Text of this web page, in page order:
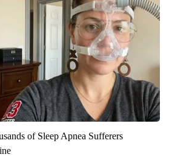
of Sleep Apnea Sufferers